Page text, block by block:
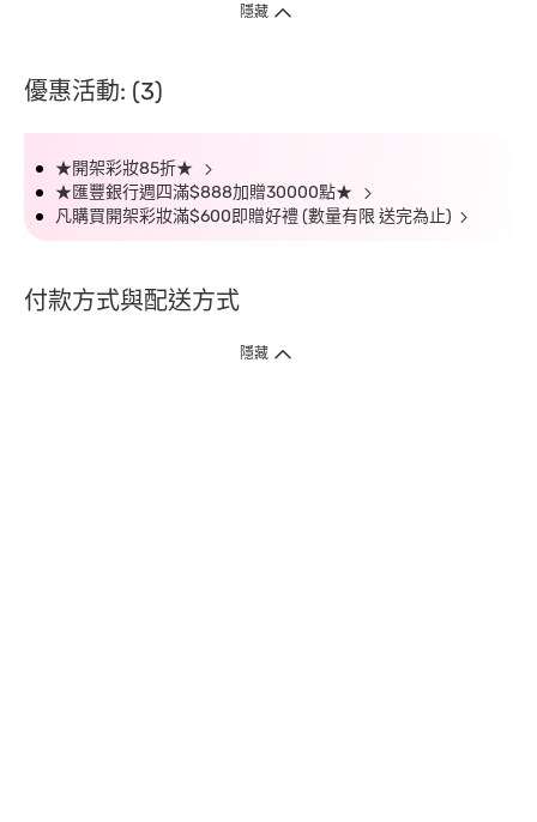
隱藏
優惠活動: (3)
★開架彩妝85折★
★匯豐銀行週四滿$888加贈30000點★
凡購買開架彩妝滿$600即贈好禮 (數量有限 送完為止)
付款方式與配送方式
隱藏